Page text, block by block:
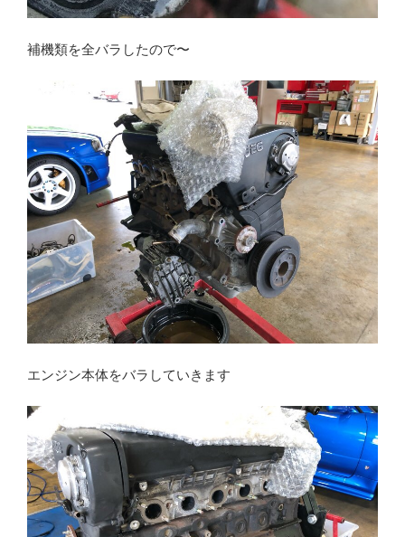
補機類を全バラしたので〜
エンジン本体をバラしていきます